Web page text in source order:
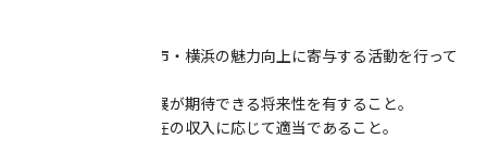
１．文化芸術創造都市・横浜の魅力向上に寄与する活動を行って
２．今後の成長・発展が期待できる将来性を有すること。
３．移転計画が、現在の収入に応じて適当であること。